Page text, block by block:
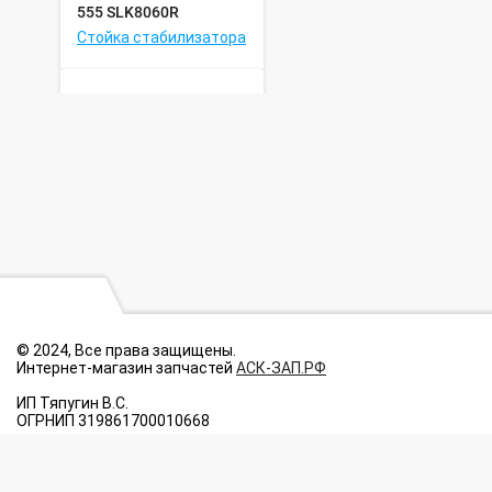
555 SLK8060R
Стойка стабилизатора
Опора шаровая
© 2024, Все права защищены.
Интернет-магазин запчастей АСК-ЗАП.РФ
ИП Тяпугин В.С.
ОГРНИП 319861700010668